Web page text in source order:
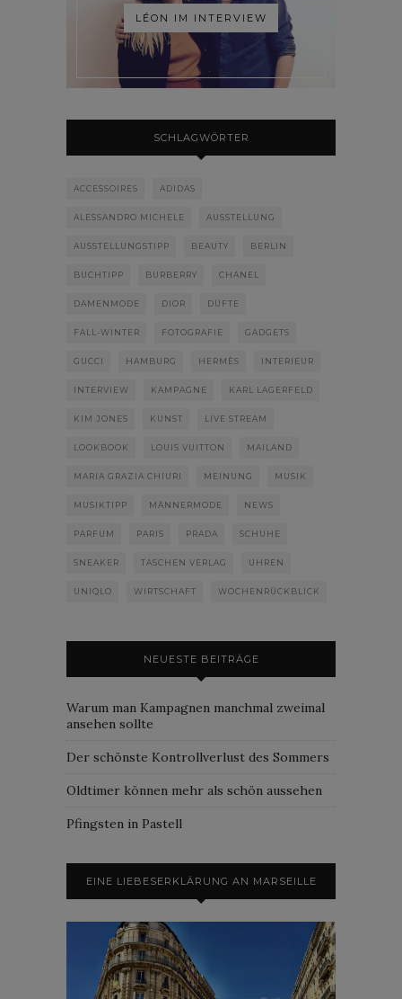
LÉON IM INTERVIEW
SCHLAGWÖRTER
ACCESSOIRES ADIDAS
ALESSANDRO MICHELE AUSSTELLUNG
AUSSTELLUNGSTIPP BEAUTY BERLIN
BUCHTIPP BURBERRY CHANEL
DAMENMODE DIOR DÜFTE
FALL-WINTER FOTOGRAFIE GADGETS
GUCCI HAMBURG HERMÈS INTERIEUR
INTERVIEW KAMPAGNE KARL LAGERFELD
KIM JONES KUNST LIVE STREAM
LOOKBOOK LOUIS VUITTON MAILAND
MARIA GRAZIA CHIURI MEINUNG MUSIK
MUSIKTIPP MÄNNERMODE NEWS
PARFUM PARIS PRADA SCHUHE
SNEAKER TASCHEN VERLAG UHREN
UNIQLO WIRTSCHAFT WOCHENRÜCKBLICK
NEUESTE BEITRÄGE
Warum man Kampagnen manchmal zweimal
ansehen sollte
Der schönste Kontrollverlust des Sommers
Oldtimer können mehr als schön aussehen
Pfingsten in Pastell
EINE LIEBESERKLÄRUNG AN MARSEILLE